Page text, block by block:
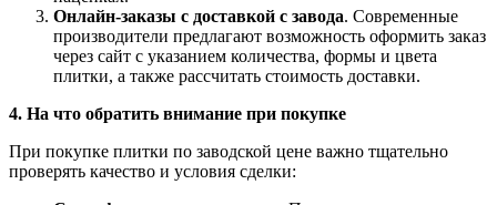
Онлайн-заказы с доставкой с завода. Современные
производители предлагают возможность оформить заказ
через сайт с указанием количества, формы и цвета
плитки, а также рассчитать стоимость доставки.
4. На что обратить внимание при покупке
При покупке плитки по заводской цене важно тщательно
проверять качество и условия сделки: